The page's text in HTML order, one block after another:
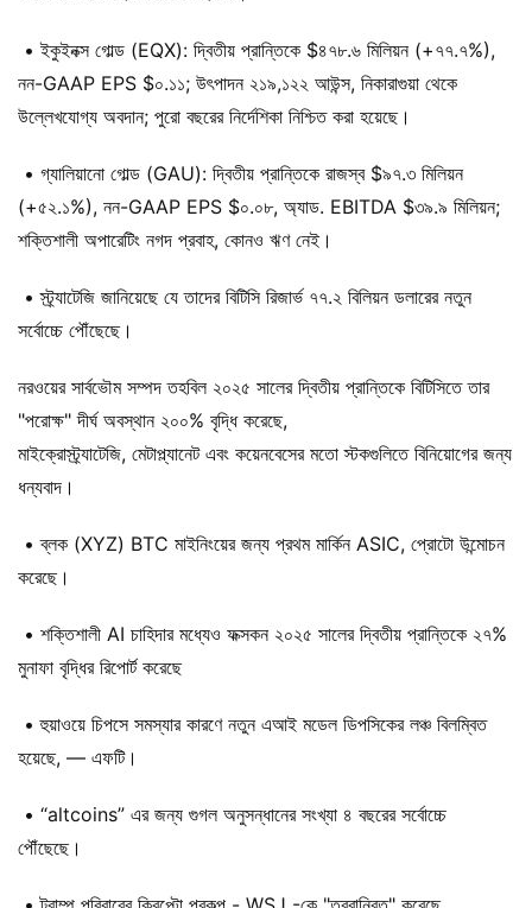
• ইকুইনক্স গোল্ড (EQX): দ্বিতীয় প্রান্তিকে $৪৭৮.৬ মিলিয়ন (+৭৭.৭%),
নন-GAAP EPS $০.১১; উৎপাদন ২১৯,১২২ আউন্স, নিকারাগুয়া থেকে
উল্লেখযোগ্য অবদান; পুরো বছরের নির্দেশিকা নিশ্চিত করা হয়েছে।
• গ্যালিয়ানো গোল্ড (GAU): দ্বিতীয় প্রান্তিকে রাজস্ব $৯৭.৩ মিলিয়ন
(+৫২.১%), নন-GAAP EPS $০.০৮, অ্যাড. EBITDA $৩৯.৯ মিলিয়ন;
শক্তিশালী অপারেটিং নগদ প্রবাহ, কোনও ঋণ নেই।
• স্ট্র্যাটেজি জানিয়েছে যে তাদের বিটিসি রিজার্ভ ৭৭.২ বিলিয়ন ডলারের নতুন
সর্বোচ্চে পৌঁছেছে।
নরওয়ের সার্বভৌম সম্পদ তহবিল ২০২৫ সালের দ্বিতীয় প্রান্তিকে বিটিসিতে তার
"পরোক্ষ" দীর্ঘ অবস্থান ২০০% বৃদ্ধি করেছে,
মাইক্রোস্ট্র্যাটেজি, মেটাপ্ল্যানেট এবং কয়েনবেসের মতো স্টকগুলিতে বিনিয়োগের জন্য
ধন্যবাদ।
• ব্লক (XYZ) BTC মাইনিংয়ের জন্য প্রথম মার্কিন ASIC, প্রোটো উন্মোচন
করেছে।
• শক্তিশালী AI চাহিদার মধ্যেও ফক্সকন ২০২৫ সালের দ্বিতীয় প্রান্তিকে ২৭%
মুনাফা বৃদ্ধির রিপোর্ট করেছে
• হুয়াওয়ে চিপসে সমস্যার কারণে নতুন এআই মডেল ডিপসিকের লঞ্চ বিলম্বিত
হয়েছে, — এফটি।
• “altcoins” এর জন্য গুগল অনুসন্ধানের সংখ্যা ৪ বছরের সর্বোচ্চে
পৌঁছেছে।